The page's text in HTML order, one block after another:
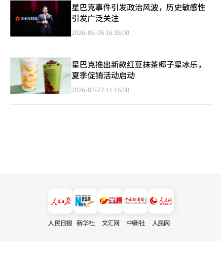
星巴克事件引发政治风波，历史敏感性
引发广泛关注
2026-06-05 16:36:00
星巴克推出新款红豆抹茶椰子星冰乐，
夏季促销活动启动
2026-07-27 11:16:00
人民日报 新华社 文汇网 中新社 人民网